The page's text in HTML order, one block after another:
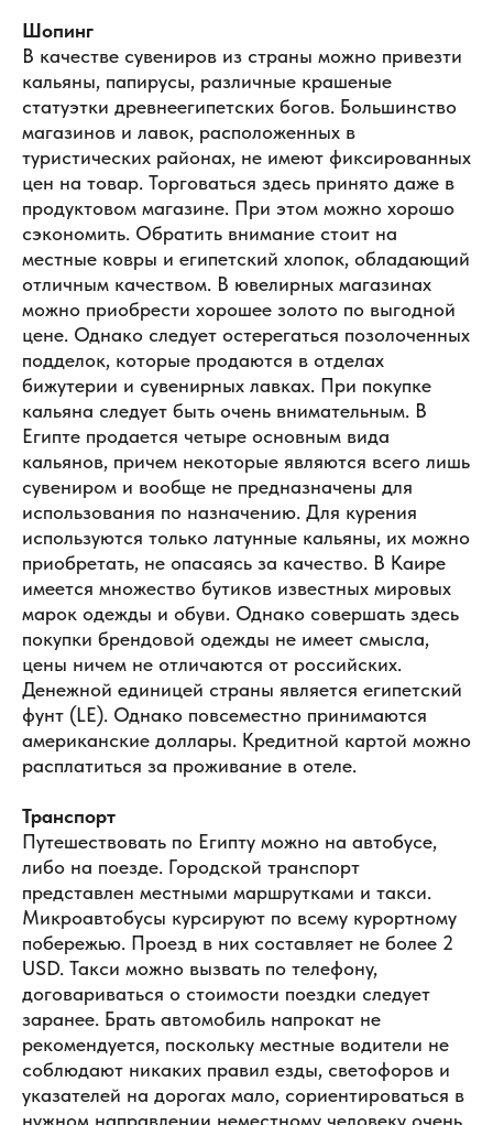
Шопинг
В качестве сувениров из страны можно привезти
кальяны, папирусы, различные крашеные
статуэтки древнеегипетских богов. Большинство
магазинов и лавок, расположенных в
туристических районах, не имеют фиксированных
цен на товар. Торговаться здесь принято даже в
продуктовом магазине. При этом можно хорошо
сэкономить. Обратить внимание стоит на
местные ковры и египетский хлопок, обладающий
отличным качеством. В ювелирных магазинах
можно приобрести хорошее золото по выгодной
цене. Однако следует остерегаться позолоченных
подделок, которые продаются в отделах
бижутерии и сувенирных лавках. При покупке
кальяна следует быть очень внимательным. В
Египте продается четыре основным вида
кальянов, причем некоторые являются всего лишь
сувениром и вообще не предназначены для
использования по назначению. Для курения
используются только латунные кальяны, их можно
приобретать, не опасаясь за качество. В Каире
имеется множество бутиков известных мировых
марок одежды и обуви. Однако совершать здесь
покупки брендовой одежды не имеет смысла,
цены ничем не отличаются от российских.
Денежной единицей страны является египетский
фунт (LE). Однако повсеместно принимаются
американские доллары. Кредитной картой можно
расплатиться за проживание в отеле.
Транспорт
Путешествовать по Египту можно на автобусе,
либо на поезде. Городской транспорт
представлен местными маршрутками и такси.
Микроавтобусы курсируют по всему курортному
побережью. Проезд в них составляет не более 2
USD. Такси можно вызвать по телефону,
договариваться о стоимости поездки следует
заранее. Брать автомобиль напрокат не
рекомендуется, поскольку местные водители не
соблюдают никаких правил езды, светофоров и
указателей на дорогах мало, сориентироваться в
нужном направлении неместному человеку очень